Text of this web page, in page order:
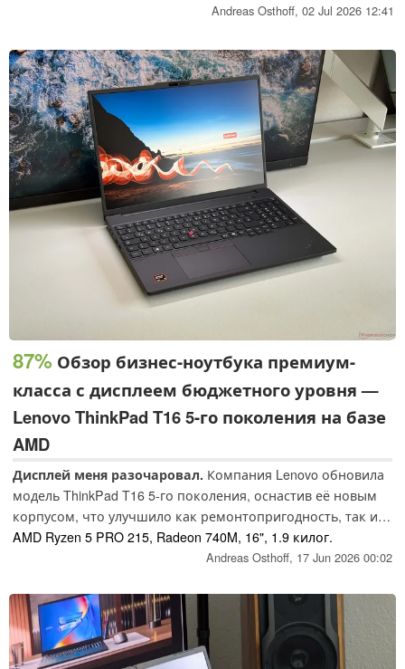
легкостью превосходит аналогичный процессор AMD
Andreas Osthoff, 02 Jul 2026 12:41
87% Обзор бизнес-ноутбука премиум-
класса с дисплеем бюджетного уровня —
Lenovo ThinkPad T16 5-го поколения на базе
AMD
Дисплей меня разочаровал. Компания Lenovo обновила
модель ThinkPad T16 5-го поколения, оснастив её новым
корпусом, что улучшило как ремонтопригодность, так и
качество динамиков. Однако производительность
базовой модели оставляет желать лучшего, а главной
экрана, особенно с учётом высокой базовой цены.
Обновление: проведено тестирование под Linux
AMD Ryzen 5 PRO 215, Radeon 740M, 16", 1.9 килог.
Andreas Osthoff, 17 Jun 2026 00:02